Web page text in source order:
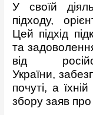
У своїй
підходу,
Цей підхід
та
від
України,
почуті, а
збору заяв про